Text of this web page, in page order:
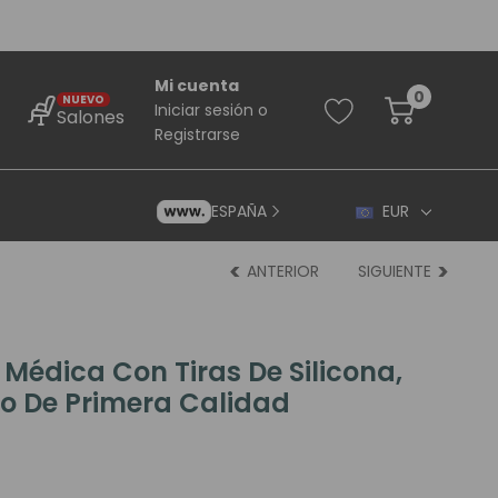
NUEVO
Salones
Mi cuenta
Iniciar sesión o
Registrarse
0
Principiantes
ESPAÑA EUR
ANTERIOR SIGUIENTE
Con Tiras De Silicona,
De Primera Calidad